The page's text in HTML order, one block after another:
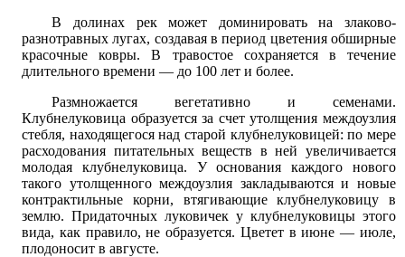
В долинах рек может доминировать на злаково-
разнотравных лугах, создавая в период цветения обширные
красочные ковры. В травостое сохраняется в течение
длительного времени — до 100 лет и более.
Размножается вегетативно и семенами.
Клубнелуковица образуется за счет утолщения междоузлия
стебля, находящегося над старой клубнелуковицей: по мере
расходования питательных веществ в ней увеличивается
молодая клубнелуковица. У основания каждого нового
такого утолщенного междоузлия закладываются и новые
контрактильные корни, втягивающие клубнелуковицу в
землю. Придаточных луковичек у клубнелуковицы этого
вида, как правило, не образуется. Цветет в июне — июле,
плодоносит в августе.